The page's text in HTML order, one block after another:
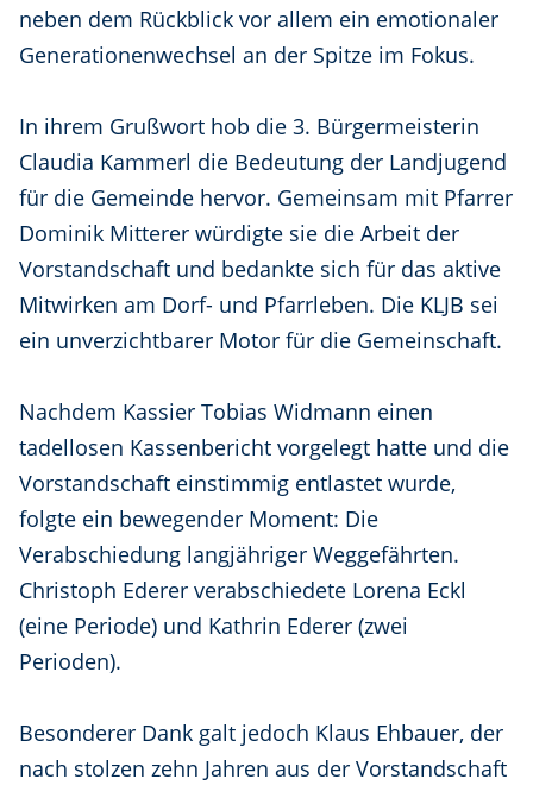
neben dem Rückblick vor allem ein emotionaler
Generationenwechsel an der Spitze im Fokus.
In ihrem Grußwort hob die 3. Bürgermeisterin
Claudia Kammerl die Bedeutung der Landjugend
für die Gemeinde hervor. Gemeinsam mit Pfarrer
Dominik Mitterer würdigte sie die Arbeit der
Vorstandschaft und bedankte sich für das aktive
Mitwirken am Dorf- und Pfarrleben. Die KLJB sei
ein unverzichtbarer Motor für die Gemeinschaft.
Nachdem Kassier Tobias Widmann einen
tadellosen Kassenbericht vorgelegt hatte und die
Vorstandschaft einstimmig entlastet wurde,
folgte ein bewegender Moment: Die
Verabschiedung langjähriger Weggefährten.
Christoph Ederer verabschiedete Lorena Eckl
(eine Periode) und Kathrin Ederer (zwei
Perioden).
Besonderer Dank galt jedoch Klaus Ehbauer, der
nach stolzen zehn Jahren aus der Vorstandschaft